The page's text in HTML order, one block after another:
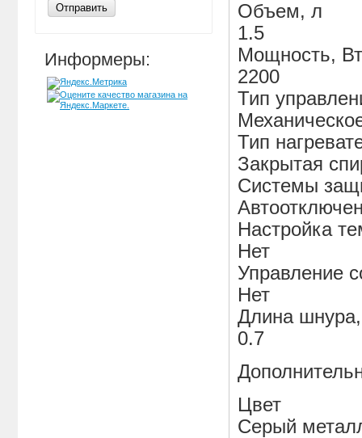
Отправить
Информеры:
Объем, л
1.5
Мощность, Вт
2200
Тип
Тип
Закрытая
Системы
Настройка
Нет
Управление
Нет
Длина
0.7
Цвет
Серый